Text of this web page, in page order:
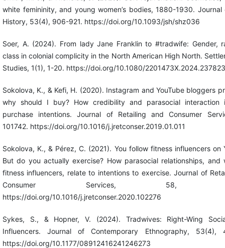
white femininity, and young women’s bodies, 1880-1930. Journal
History, 53(4), 906-921. https://doi.org/10.1093/jsh/shz036
Soer, A. (2024). From lady Jane Franklin to #tradwife: Gender,
class in colonial complicity in the North American High North.
Studies, 1(1), 1-20. https://doi.org/10.1080/
Sokolova, K., & Kefi, H. (2020). Instagram and YouTube bloggers
why should I buy? How credibility and parasocial interaction
purchase intentions. Journal of Retailing and Consumer
101742. https://doi.org/10.1016/j.jretconser.2019.01.011
Sokolova, K., & Pérez, C. (2021). You follow fitness influencers on
But do you actually exercise? How parasocial relationships, and
fitness influencers, relate to intentions to exercise. Journal of
Consumer Services, 58,
https://doi.org/10.1016/j.jretconser.2020.102276
Sykes, S., & Hopner, V. (2024). Tradwives: Right-Wing
Influencers. Journal of Contemporary Ethnography, 53(4),
https://doi.org/10.1177/08912416241246273